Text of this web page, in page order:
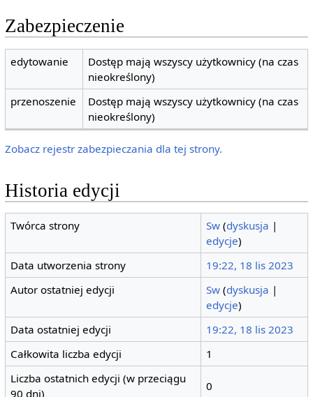
Zabezpieczenie
edytowanie
Dostęp mają wszyscy użytkownicy (na czas
nieokreślony)
przenoszenie
Dostęp mają wszyscy użytkownicy (na czas
nieokreślony)
Zobacz rejestr zabezpieczania dla tej strony.
Historia edycji
Twórca strony Sw (dyskusja |
edycje)
Data utworzenia strony
19:22, 18 lis 2023
Autor ostatniej edycji
Sw (dyskusja |
edycje)
Data ostatniej edycji
19:22, 18 lis 2023
Całkowita liczba edycji
1
Liczba ostatnich edycji (w przeciągu
90 dni)
0